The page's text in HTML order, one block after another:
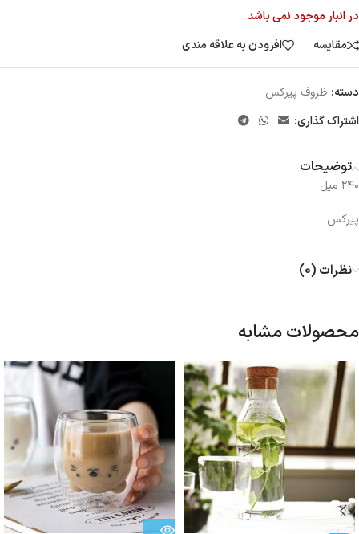
در انبار موجود نمی باشد
مقایسه
افزودن به علاقه مندی
دسته: ظروف پیرکس
اشتراک گذاری:
توضیحات
۲۴۰ میل
پیرکس
نظرات (0)
محصولات مشابه